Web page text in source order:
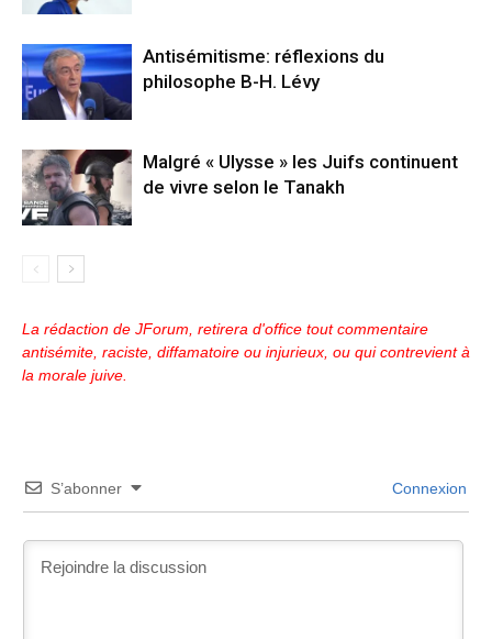
Antisémitisme: réflexions du
philosophe B-H. Lévy
Malgré « Ulysse » les Juifs continuent
de vivre selon le Tanakh
La rédaction de JForum, retirera d'office tout commentaire
antisémite, raciste, diffamatoire ou injurieux, ou qui contrevient à
la morale juive.
S’abonner Connexion